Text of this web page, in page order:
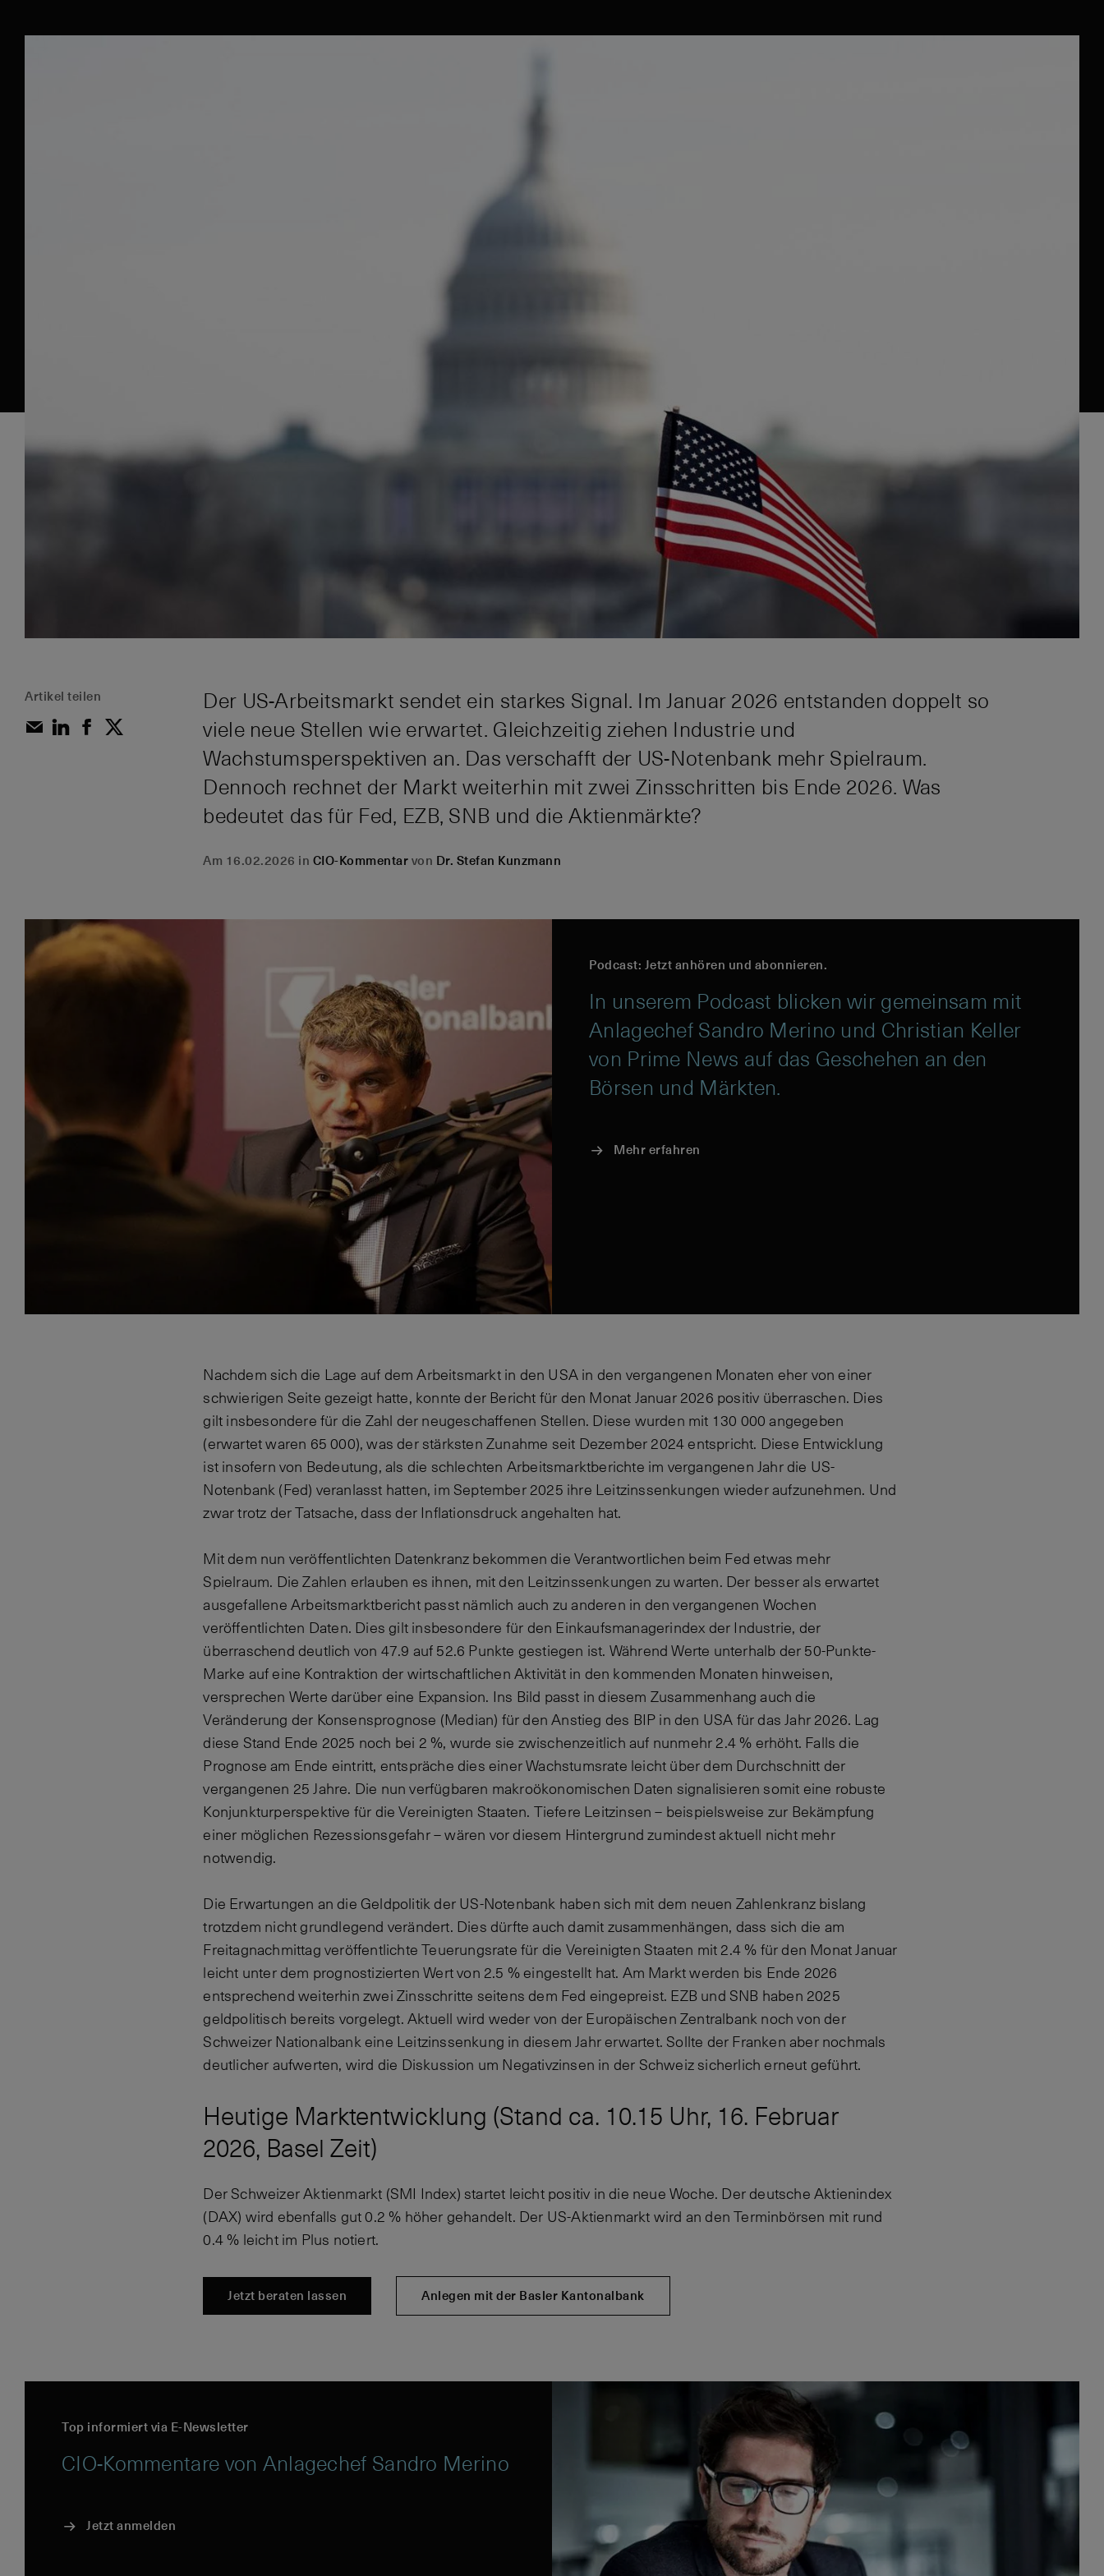
Artikel teilen
Der US-Arbeitsmarkt sendet ein starkes Signal. Im Januar 2026 entstanden doppelt so
viele neue Stellen wie erwartet. Gleichzeitig ziehen Industrie und
Wachstumsperspektiven an. Das verschafft der US-Notenbank mehr Spielraum.
Dennoch rechnet der Markt weiterhin mit zwei Zinsschritten bis Ende 2026. Was
bedeutet das für Fed, EZB, SNB und die Aktienmärkte?
Am 16.02.2026 in CIO-Kommentar von Dr. Stefan Kunzmann
Podcast: Jetzt anhören und abonnieren.
In unserem Podcast blicken wir gemeinsam mit
Anlagechef Sandro Merino und Christian Keller
von Prime News auf das Geschehen an den
Börsen und Märkten.
Mehr erfahren
Nachdem sich die Lage auf dem Arbeitsmarkt in den USA in den vergangenen Monaten eher von einer
schwierigen Seite gezeigt hatte, konnte der Bericht für den Monat Januar 2026 positiv überraschen. Dies
gilt insbesondere für die Zahl der neugeschaffenen Stellen. Diese wurden mit 130 000 angegeben
(erwartet waren 65 000), was der stärksten Zunahme seit Dezember 2024 entspricht. Diese Entwicklung
ist insofern von Bedeutung, als die schlechten Arbeitsmarktberichte im vergangenen Jahr die US-
Notenbank (Fed) veranlasst hatten, im September 2025 ihre Leitzinssenkungen wieder aufzunehmen. Und
zwar trotz der Tatsache, dass der Inflationsdruck angehalten hat.
Mit dem nun veröffentlichten Datenkranz bekommen die Verantwortlichen beim Fed etwas mehr
Spielraum. Die Zahlen erlauben es ihnen, mit den Leitzinssenkungen zu warten. Der besser als erwartet
ausgefallene Arbeitsmarktbericht passt nämlich auch zu anderen in den vergangenen Wochen
veröffentlichten Daten. Dies gilt insbesondere für den Einkaufsmanagerindex der Industrie, der
überraschend deutlich von 47.9 auf 52.6 Punkte gestiegen ist. Während Werte unterhalb der 50-Punkte-
Marke auf eine Kontraktion der wirtschaftlichen Aktivität in den kommenden Monaten hinweisen,
versprechen Werte darüber eine Expansion. Ins Bild passt in diesem Zusammenhang auch die
Veränderung der Konsensprognose (Median) für den Anstieg des BIP in den USA für das Jahr 2026. Lag
diese Stand Ende 2025 noch bei 2 %, wurde sie zwischenzeitlich auf nunmehr 2.4 % erhöht. Falls die
Prognose am Ende eintritt, entspräche dies einer Wachstumsrate leicht über dem Durchschnitt der
vergangenen 25 Jahre. Die nun verfügbaren makroökonomischen Daten signalisieren somit eine robuste
Konjunkturperspektive für die Vereinigten Staaten. Tiefere Leitzinsen – beispielsweise zur Bekämpfung
einer möglichen Rezessionsgefahr – wären vor diesem Hintergrund zumindest aktuell nicht mehr
notwendig.
Die Erwartungen an die Geldpolitik der US-Notenbank haben sich mit dem neuen Zahlenkranz bislang
trotzdem nicht grundlegend verändert. Dies dürfte auch damit zusammenhängen, dass sich die am
Freitagnachmittag veröffentlichte Teuerungsrate für die Vereinigten Staaten mit 2.4 % für den Monat Januar
leicht unter dem prognostizierten Wert von 2.5 % eingestellt hat. Am Markt werden bis Ende 2026
entsprechend weiterhin zwei Zinsschritte seitens dem Fed eingepreist. EZB und SNB haben 2025
geldpolitisch bereits vorgelegt. Aktuell wird weder von der Europäischen Zentralbank noch von der
Schweizer Nationalbank eine Leitzinssenkung in diesem Jahr erwartet. Sollte der Franken aber nochmals
deutlicher aufwerten, wird die Diskussion um Negativzinsen in der Schweiz sicherlich erneut geführt.
Heutige Marktentwicklung (Stand ca. 10.15 Uhr, 16. Februar
2026, Basel Zeit)
Der Schweizer Aktienmarkt (SMI Index) startet leicht positiv in die neue Woche. Der deutsche Aktienindex
(DAX) wird ebenfalls gut 0.2 % höher gehandelt. Der US-Aktienmarkt wird an den Terminbörsen mit rund
0.4 % leicht im Plus notiert.
Jetzt beraten lassen Anlegen mit der Basler Kantonalbank
Top informiert via E-Newsletter
CIO-Kommentare von Anlagechef Sandro Merino
Jetzt anmelden